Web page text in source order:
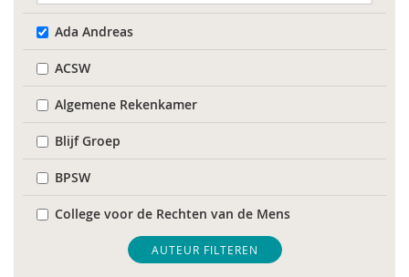
Ada Andreas
ACSW
Algemene Rekenkamer
Blijf Groep
BPSW
College voor de Rechten van de Mens
De Raad voor Volksgezondheid & Samenleving
AUTEUR FILTEREN